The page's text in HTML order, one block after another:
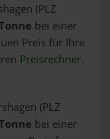
(PLZ
bei einer
Preis für Ihre
Preisrechner.
(PLZ
bei einer